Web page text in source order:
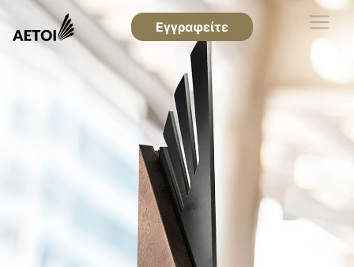
Εγγραφείτε